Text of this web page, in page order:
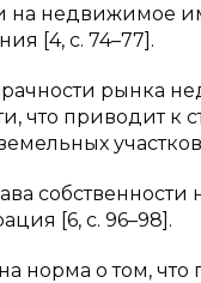
на недвижимое
[4, с. 74–77].
рынка
что приводит к
[6, с. 96–98].
норма о том,